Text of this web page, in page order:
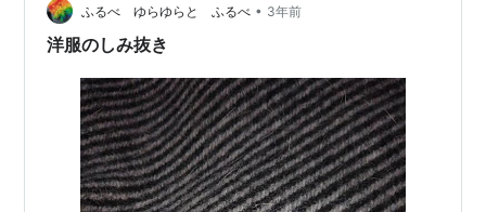
ふるべ ゆらゆらと ふるべ • 3年前
洋服のしみ抜き